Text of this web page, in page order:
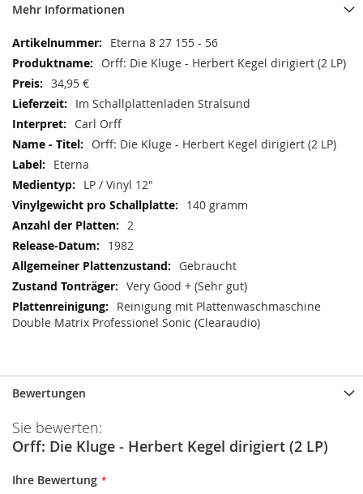
Mehr Informationen
Mehr
Informationen
Eterna 8 27 155 - 56
Orff: Die Kluge - Herbert Kegel dirigiert (2 LP)
34,95 €
Im Schallplattenladen Stralsund
Carl Orff
Orff: Die Kluge - Herbert Kegel dirigiert (2 LP)
Eterna
LP / Vinyl 12"
140 gramm
2
1982
Gebraucht
Very Good + (Sehr gut)
Reinigung mit Plattenwaschmaschine
Double Matrix Professionel Sonic (Clearaudio)
Bewertungen
Sie bewerten:
Orff: Die Kluge - Herbert Kegel dirigiert (2 LP)
Ihre Bewertung